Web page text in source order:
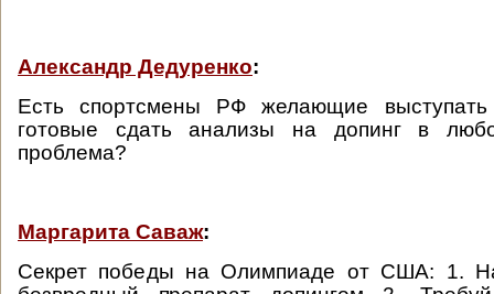
Александр Дедуренко:
Есть спортсмены РФ желающие
готовые сдать анализы на допинг в
проблема?
Маргарита Саваж:
Секрет победы на Олимпиаде от США: 1.